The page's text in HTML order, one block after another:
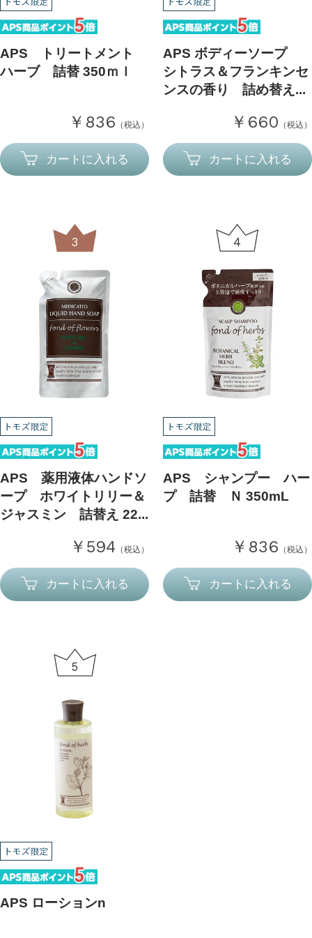
APS トリートメント
ハーブ 詰替 350ｍｌ
￥836 （税込）
カートに入れる
APS ボディーソープ
シトラス＆フランキンセ
ンスの香り 詰め替え...
￥660 （税込）
カートに入れる
3
APS 薬用液体ハンドソ
ープ ホワイトリリー＆
ジャスミン 詰替え 22...
￥594 （税込）
カートに入れる
4
APS シャンプー ハー
プ 詰替 Ｎ 350mL
￥836 （税込）
カートに入れる
5
APS ローションn